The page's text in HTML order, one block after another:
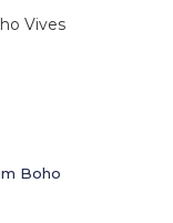
Boho